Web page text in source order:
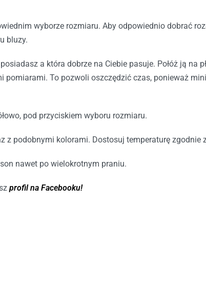
wyborze rozmiaru. Aby odpowiednio dobrać
bluzy.
a która dobrze na Ciebie pasuje. Połóż ją na
pomiarami. To pozwoli oszczędzić czas, ponieważ
pod przyciskiem wyboru rozmiaru.
z podobnymi kolorami. Dostosuj temperaturę zgodnie
nawet po wielokrotnym praniu.
profil na Facebooku!